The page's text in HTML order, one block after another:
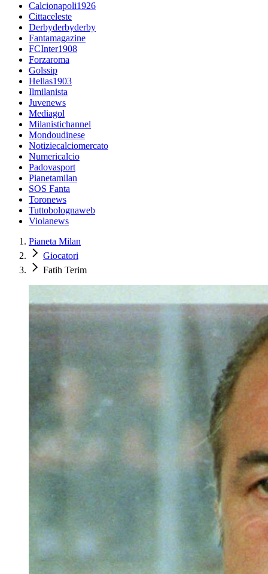
Calcionapoli1926
Cittaceleste
Derbyderbyderby
Fantamagazine
FCInter1908
Forzaroma
Golssip
Hellas1903
Ilmilanista
Juvenews
Mediagol
Milanistichannel
Mondoudinese
Notiziecalciomercato
Numericalcio
Padovasport
Pianetamilan
SOS Fanta
Toronews
Tuttobolognaweb
Violanews
Pianeta Milan
Giocatori
Fatih Terim